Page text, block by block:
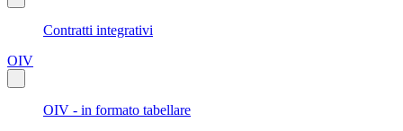
Contratti integrativi
OIV
OIV - in formato tabellare